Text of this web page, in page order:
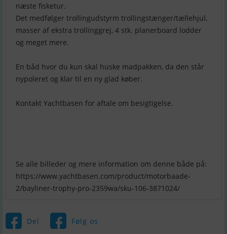
næste fisketur.
Det medfølger trollingudstyrm trollingstænger/tællehjul,
masser af ekstra trollinggrej, 4 stk. planerboard lodder
og meget mere.
En båd hvor du kun skal huske madpakken, da den står
nypoleret og klar til en ny glad køber.
Kontakt Yachtbasen for aftale om besigtigelse.
Se alle billeder og mere information om denne både på:
https://www.yachtbasen.com/product/motorbaade-
2/bayliner-trophy-pro-2359wa/sku-106-3871024/
Del Følg os